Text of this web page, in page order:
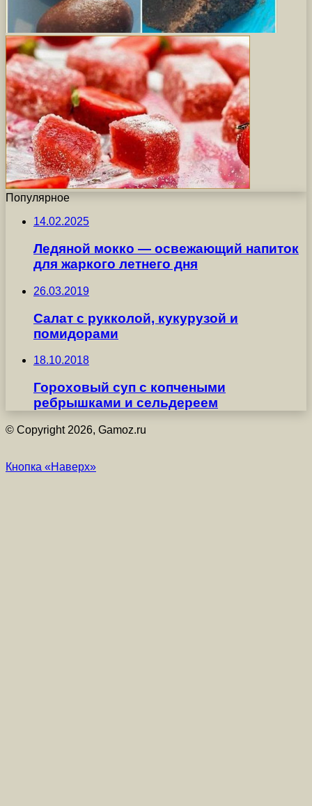
Популярное
14.02.2025
Ледяной мокко — освежающий напиток
для жаркого летнего дня
26.03.2019
Салат с рукколой, кукурузой и
помидорами
18.10.2018
Гороховый суп с копчеными
ребрышками и сельдереем
© Copyright 2026, Gamoz.ru
Кнопка «Наверх»